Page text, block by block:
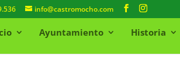
info@castromocho.com
Ayuntamiento Historia